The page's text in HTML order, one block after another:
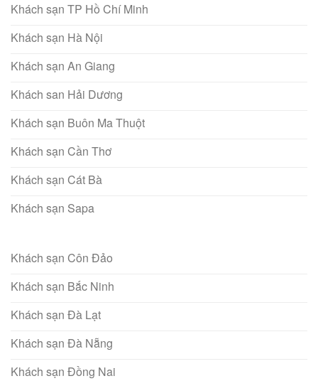
Khách sạn TP Hồ Chí Minh
Khách sạn Hà Nội
Khách sạn An Giang
Khách san Hải Dương
Khách sạn Buôn Ma Thuột
Khách sạn Cần Thơ
Khách sạn Cát Bà
Khách sạn Sapa
Khách sạn Côn Đảo
Khách sạn Bắc Ninh
Khách sạn Đà Lạt
Khách sạn Đà Nẵng
Khách sạn Đồng Nai